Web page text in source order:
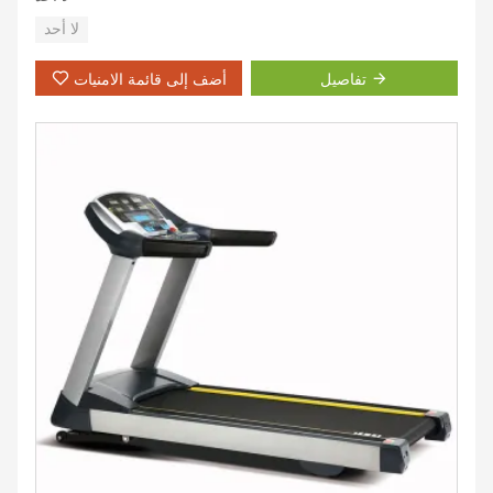
لا أحد
أضف إلى قائمة الامنيات تفاصيل